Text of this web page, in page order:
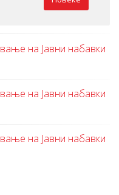
на Јавни набавки
на Јавни набавки
на Јавни набавки